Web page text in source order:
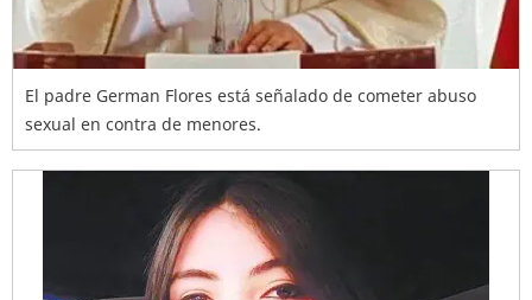
El padre German Flores está señalado de cometer abuso
sexual en contra de menores.